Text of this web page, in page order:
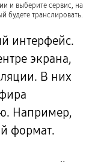
и выберите сервис, на
будете транслировать.
интерфейс.
экрана,
В них
Например,
формат.